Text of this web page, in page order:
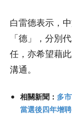
白雷德表示，
「德」，分別
任，亦希望藉
溝通。
相關新聞： 多
當選後四年增